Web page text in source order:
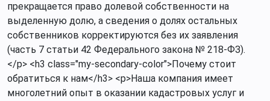
прекращается право долевой собственности на
выделенную долю, а сведения о долях остальных
собственников корректируются без их заявления
(часть 7 статьи 42 Федерального закона № 218-ФЗ).
</p> <h3 class="my-secondary-color">Почему стоит
обратиться к нам</h3> <p>Наша компания имеет
многолетний опыт в оказании кадастровых услуг и